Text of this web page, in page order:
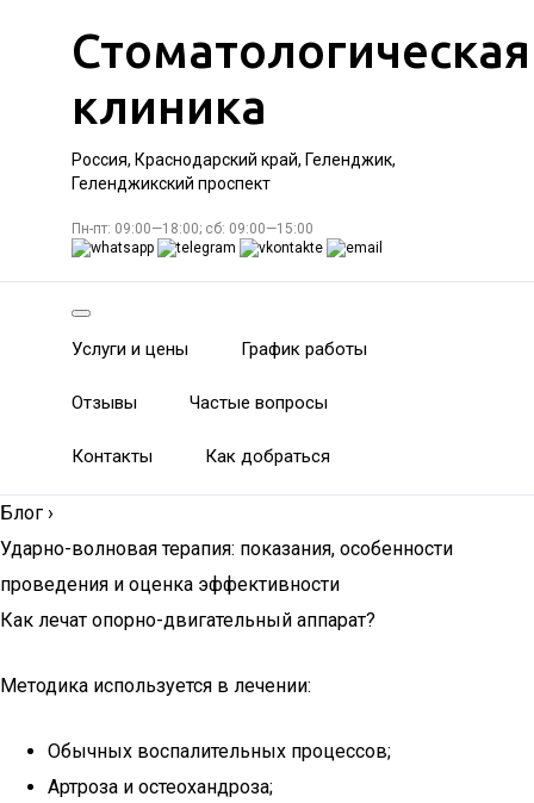
Стоматологическая
клиника
Россия, Краснодарский край, Геленджик,
Геленджикский проспект
Пн-пт: 09:00—18:00; сб: 09:00—15:00
Услуги и цены График работы
Отзывы Частые вопросы
Контакты Как добраться
Блог ›
Ударно-волновая терапия: показания, особенности
проведения и оценка эффективности
Как лечат опорно-двигательный аппарат?
Методика используется в лечении:
Обычных воспалительных процессов;
Артроза и остеохандроза;